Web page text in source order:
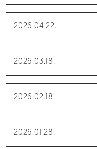
2026.04.22.
2026.03.18.
2026.02.18.
2026.01.28.